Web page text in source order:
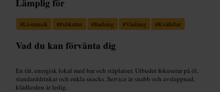
#Livemusik #Pubkultur #Barhäng #Vänhäng #Kvällsbar
Vad du kan förvänta dig
En tät, energisk lokal med bar och ståplatser. Utbudet fokuserar på öl,
standarddrinkar och enkla snacks. Service är snabb och avslappnad,
klädkoden är ledig.